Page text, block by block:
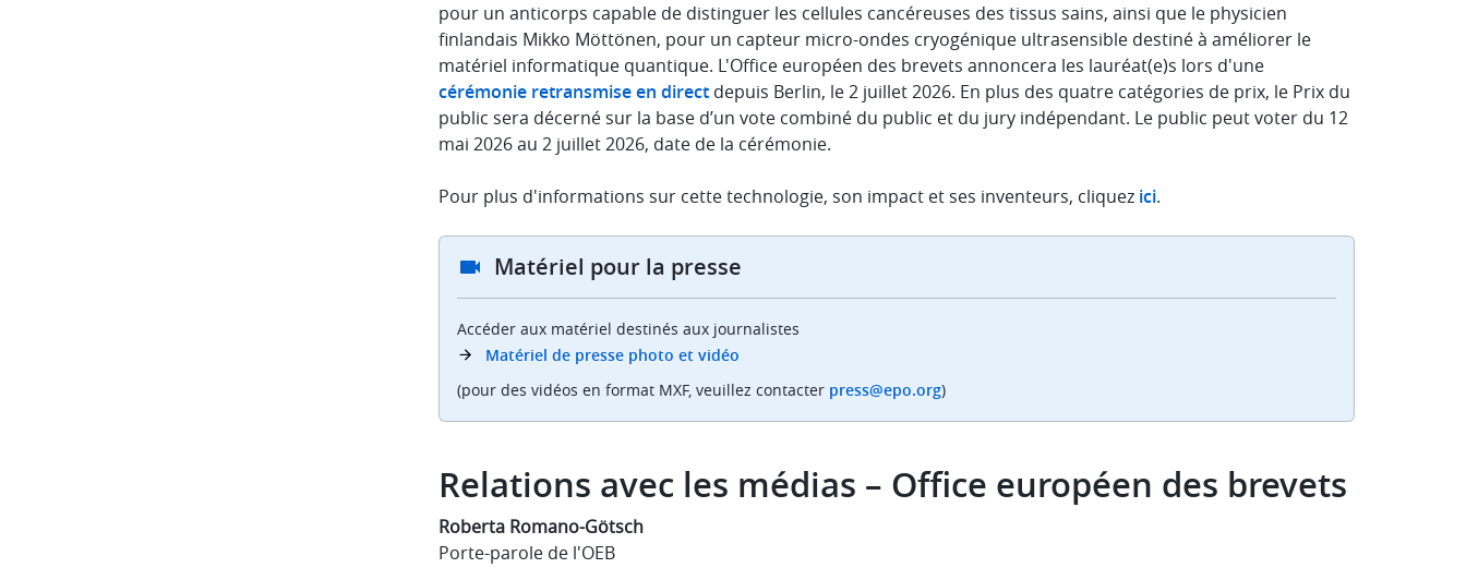
pour un anticorps capable de distinguer les cellules cancéreuses des tissus sains, ainsi que le physicien
finlandais Mikko Möttönen, pour un capteur micro-ondes cryogénique ultrasensible destiné à améliorer le
matériel informatique quantique. L'Office européen des brevets annoncera les lauréat(e)s lors d'une
cérémonie retransmise en direct depuis Berlin, le 2 juillet 2026. En plus des quatre catégories de prix, le Prix du
public sera décerné sur la base d’un vote combiné du public et du jury indépendant. Le public peut voter du 12
mai 2026 au 2 juillet 2026, date de la cérémonie.
Pour plus d'informations sur cette technologie, son impact et ses inventeurs, cliquez ici.
Matériel pour la presse
Accéder aux matériel destinés aux journalistes
Matériel de presse photo et vidéo
(pour des vidéos en format MXF, veuillez contacter press@epo.org)
Relations avec les médias – Office européen des brevets
Roberta Romano-Götsch
Porte-parole de l'OEB